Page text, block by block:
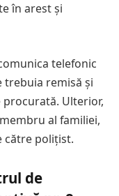
în arest și
telefonic
trebuia remisă și
procurată. Ulterior,
al familiei,
către polițist.
de